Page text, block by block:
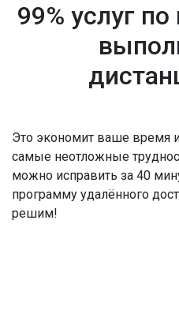
99% услуг
Это экономит ваше время
самые неотложные
можно исправить за 40
программу удалённого
решим!